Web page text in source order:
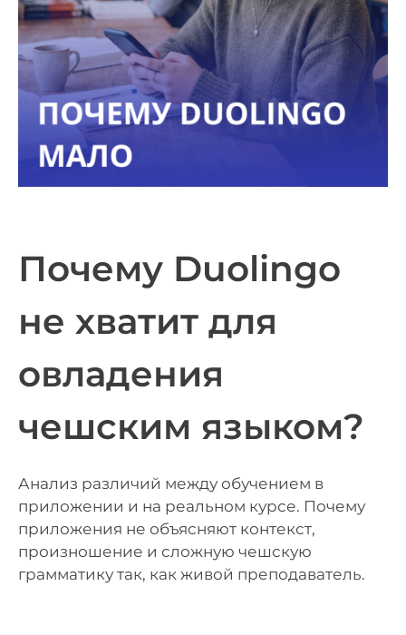
Почему Duolingo
не хватит для
овладения
чешским языком?
Анализ различий между обучением в
приложении и на реальном курсе. Почему
приложения не объясняют контекст,
произношение и сложную чешскую
грамматику так, как живой преподаватель.